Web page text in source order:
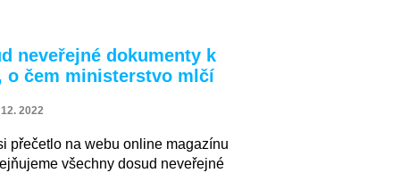
neveřejné dokumenty k
o čem ministerstvo mlčí
2022
přečetlo na webu online magazínu
všechny dosud neveřejné